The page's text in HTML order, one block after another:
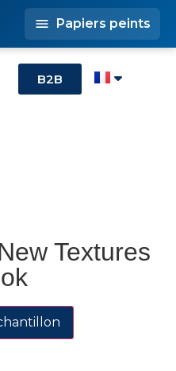
B2B
Papiers peints
Textures